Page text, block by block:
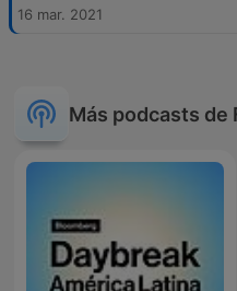
16 mar. 2021
Más podcasts de